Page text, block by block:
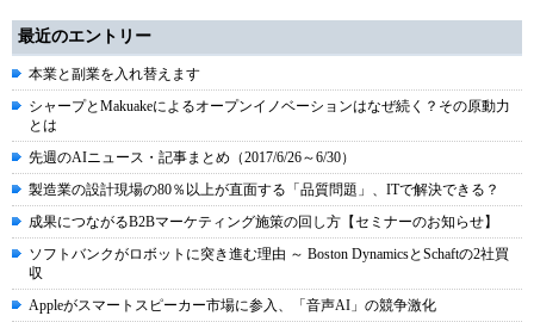
最近のエントリー
本業と副業を入れ替えます
シャープとMakuakeによるオープンイノベーションはなぜ続く？その原動力
とは
先週のAIニュース・記事まとめ（2017/6/26～6/30）
製造業の設計現場の80％以上が直面する「品質問題」、ITで解決できる？
成果につながるB2Bマーケティング施策の回し方【セミナーのお知らせ】
ソフトバンクがロボットに突き進む理由 ～ Boston DynamicsとSchaftの2社買
収
Appleがスマートスピーカー市場に参入、「音声AI」の競争激化